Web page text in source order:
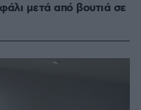
μετά από βουτιά σε